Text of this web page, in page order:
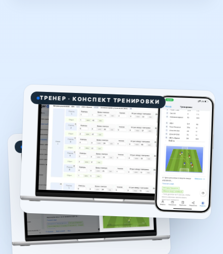
ТРЕНЕР · КОНСПЕКТ ТРЕНИРОВКИ
AI-АССИСТЕНТ · МИКРОЦИКЛ